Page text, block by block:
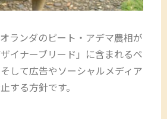
ランダのピート・アデマ農相が
イナーブリード」に含まれるペ
して広告やソーシャルメディア
する方針です。